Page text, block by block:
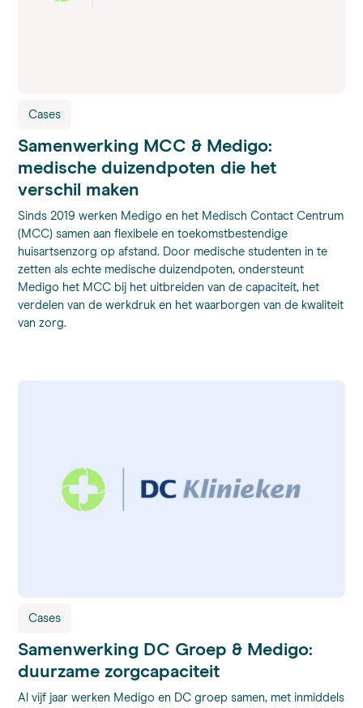
Cases
Samenwerking MCC & Medigo:
medische duizendpoten die het
verschil maken
Sinds 2019 werken Medigo en het Medisch Contact Centrum
(MCC) samen aan flexibele en toekomstbestendige
huisartsenzorg op afstand. Door medische studenten in te
zetten als echte medische duizendpoten, ondersteunt
Medigo het MCC bij het uitbreiden van de capaciteit, het
verdelen van de werkdruk en het waarborgen van de kwaliteit
van zorg.
Cases
Samenwerking DC Groep & Medigo:
duurzame zorgcapaciteit
Al vijf jaar werken Medigo en DC groep samen, met inmiddels